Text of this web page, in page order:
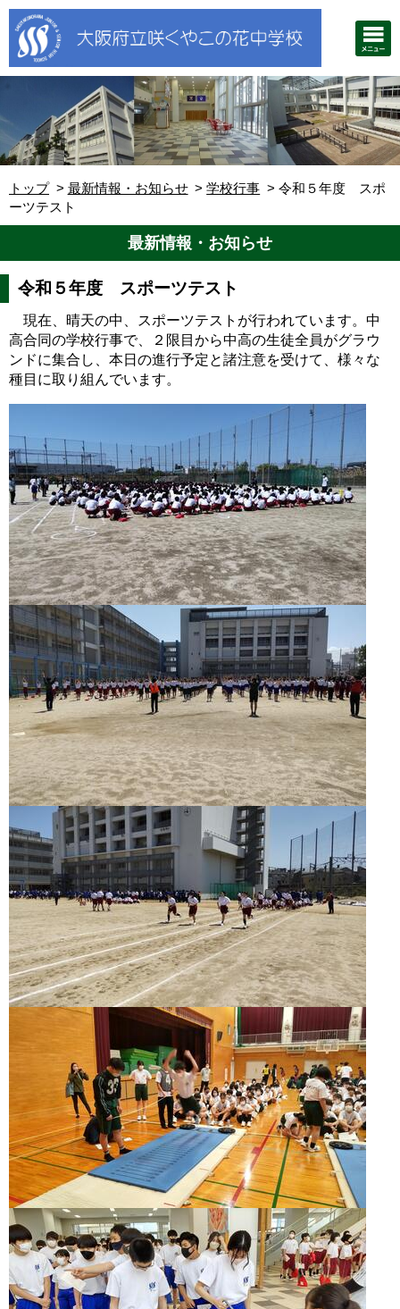
トップ 最新情報・お知らせ 学校行事
令和５年度 スポ
ーツテスト
最新情報・お知らせ
令和５年度 スポーツテスト
現在、晴天の中、スポーツテストが行われています。中
高合同の学校行事で、２限目から中高の生徒全員がグラウ
ンドに集合し、本日の進行予定と諸注意を受けて、様々な
種目に取り組んでいます。